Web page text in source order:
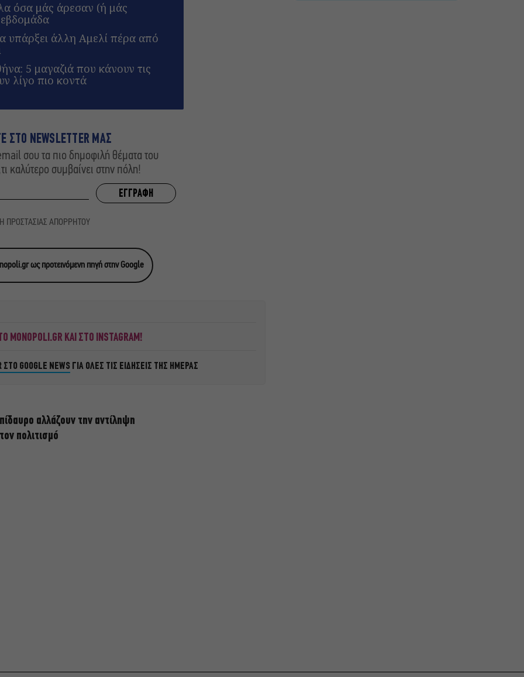
όσα μάς άρεσαν (ή μάς
υπάρξει άλλη Αμελί πέρα από
5 μαγαζιά που κάνουν τις
λίγο πιο κοντά
ΣΤΟ NEWSLETTER ΜΑΣ
σου τα πιο δημοφιλή θέματα του
καλύτερο συμβαίνει στην πόλη!
ΠΡΟΣΤΑΣΙΑΣ ΑΠΟΡΡΗΤΟΥ
ως προτεινόμενη πηγή στην Google
ΚΑΙ ΣΤΟ INSTAGRAM!
ΣΤΟ GOOGLE NEWS ΓΙΑ ΟΛΕΣ ΤΙΣ ΕΙΔΗΣΕΙΣ ΤΗΣ ΗΜΕΡΑΣ
αλλάζουν την αντίληψη
πολιτισμό